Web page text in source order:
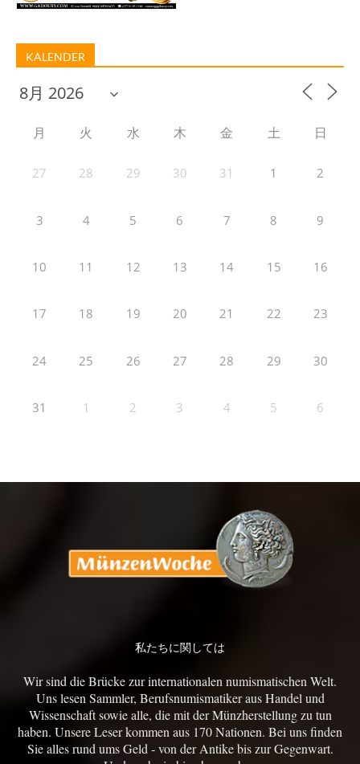
KALENDER
月 火 水 木 金 土 日
27 28 29 30 31 1 2
3 4 5 6 7 8 9
10 11 12 13 14 15 16
17 18 19 20 21 22 23
24 25 26 27 28 29 30
31 1 2 3 4 5 6
私たちに関しては
Wir sind die Brücke zur internationalen numismatischen Welt.
Uns lesen Sammler, Berufsnumismatiker aus Handel und
Wissenschaft sowie alle, die mit der Münzherstellung zu tun
haben. Unsere Leser kommen aus 170 Nationen. Bei uns finden
Sie alles rund ums Geld - von der Antike bis zur Gegenwart.